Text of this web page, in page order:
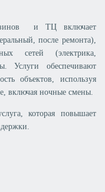
и ТЦ включает
после ремонта),
сетей (электрика,
Услуги обеспечивают
объектов, используя
включая ночные смены.
которая повышает